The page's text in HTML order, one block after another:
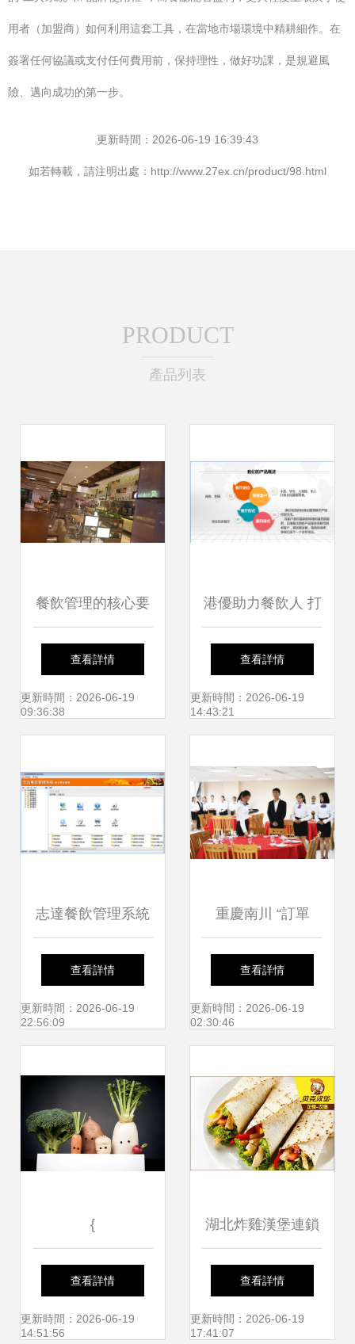
用者（加盟商）如何利用這套工具，在當地市場環境中精耕細作。在
簽署任何協議或支付任何費用前，保持理性，做好功課，是規避風
險、邁向成功的第一步。
更新時間：2026-06-19 16:39:43
如若轉載，請注明出處：http://www.27ex.cn/product/98.html
PRODUCT
產品列表
餐飲管理的核心要
素與實踐——以上
海食集天餐飲管理
查看詳情
更新時間：2026-06-19
09:36:38
港優助力餐飲人 打
造專屬餐飲夢，管
理成就未來
查看詳情
更新時間：2026-06-19
14:43:21
志達餐飲管理系統
V5.36 賦能餐飲管
理的新篇章
查看詳情
更新時間：2026-06-19
22:56:09
重慶南川 “訂單
式”職業教育受歡迎
——揭秘餐飲管理
查看詳情
更新時間：2026-06-19
02:30:46
{
查看詳情
更新時間：2026-06-19
14:51:56
湖北炸雞漢堡連鎖
餐飲管理的本地化
運營與實踐
查看詳情
更新時間：2026-06-19
17:41:07